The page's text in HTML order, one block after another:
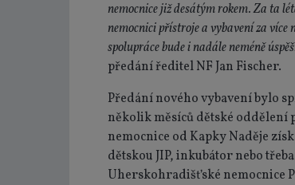
nemocnice již desátým rokem. Za ta
nemocnici přístroje a vybavení za více
spolupráce bude i nadále neméně
předání ředitel NF Jan Fischer.
Předání nového vybavení bylo
několik měsíců dětské oddělení
nemocnice od Kapky Naděje
dětskou JIP, inkubátor nebo
Uherskohradišťské nemocnice